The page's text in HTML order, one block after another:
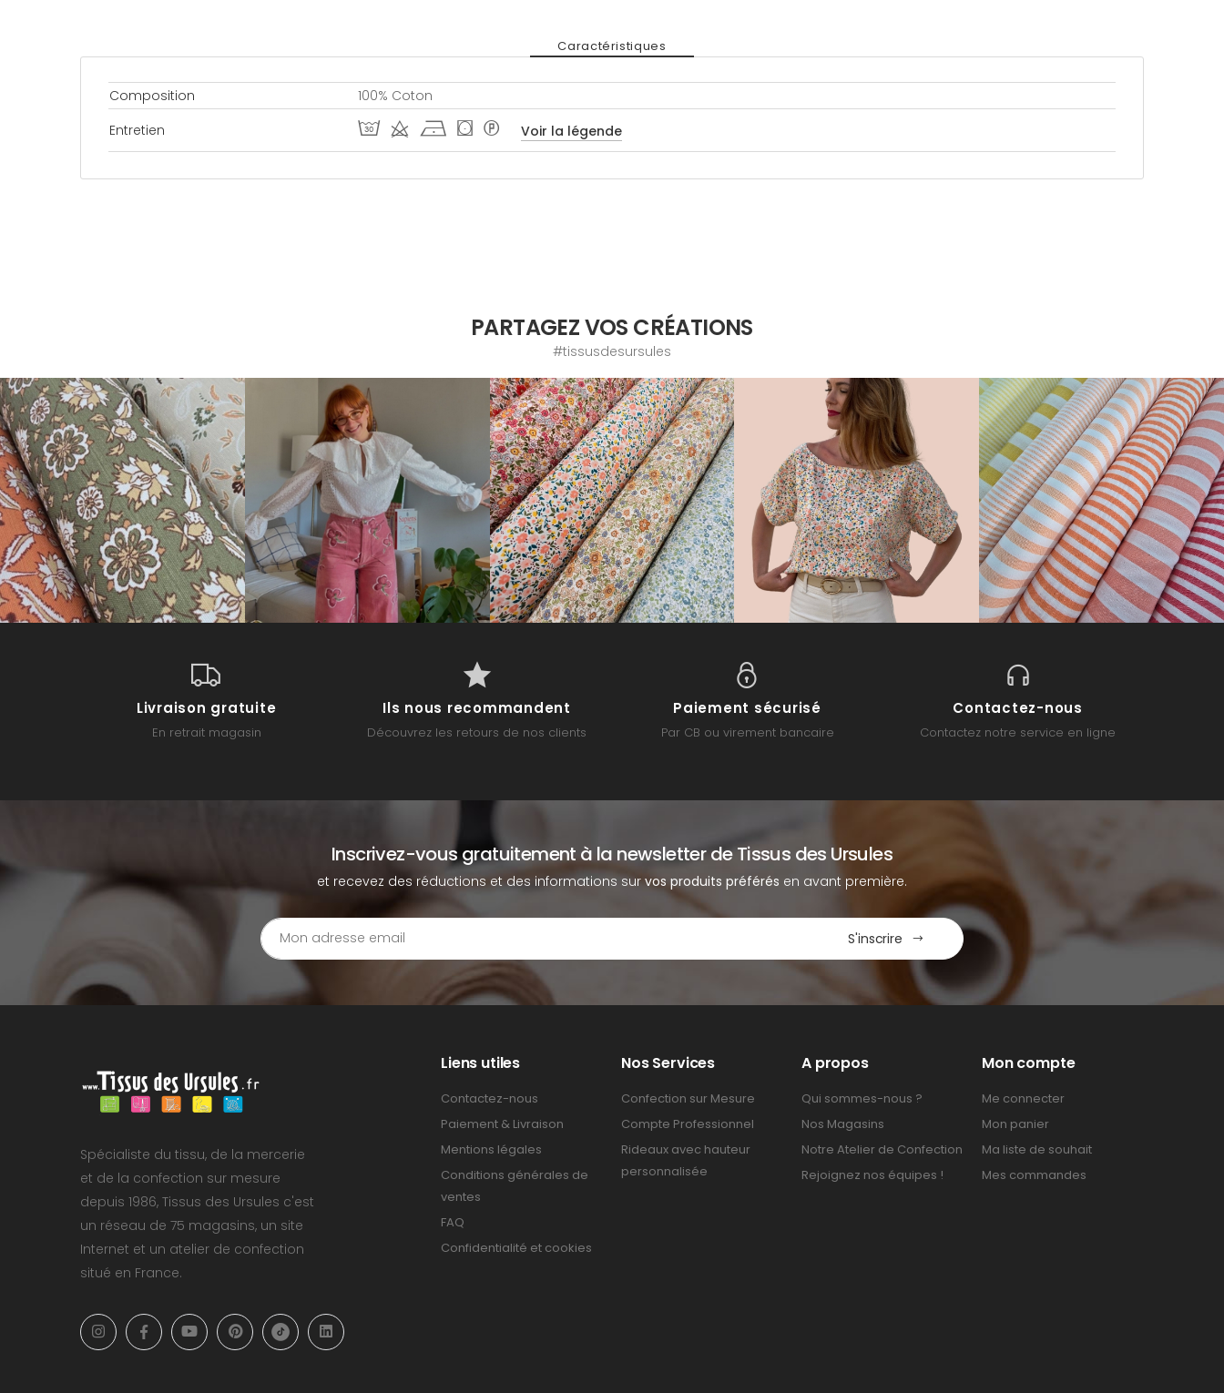
Caractéristiques
Composition
100% Coton
Entretien
T d h ( * Voir la légende
PARTAGEZ VOS CRÉATIONS
#tissusdesursules
Livraison gratuite
En retrait magasin
Ils nous recommandent
Découvrez les retours de nos clients
Paiement sécurisé
Par CB ou virement bancaire
Contactez-nous
Contactez notre service en ligne
Inscrivez-vous gratuitement à la newsletter de Tissus des Ursules
et recevez des réductions et des informations survos produits préférés en avant première.
S'inscrire
Spécialiste du tissu, de la mercerie
et de la confection sur mesure
depuis 1986, Tissus des Ursules c'est
un réseau de 75 magasins, un site
Internet et un atelier de confection
situé en France.
Liens utiles
Contactez-nous
Paiement & Livraison
Mentions légales
Conditions générales de
ventes
FAQ
Confidentialité et cookies
Nos Services
Confection sur Mesure
Compte Professionnel
Rideaux avec hauteur
personnalisée
A propos
Qui sommes-nous ?
Nos Magasins
Notre Atelier de Confection
Rejoignez nos équipes !
Mon compte
Me connecter
Mon panier
Ma liste de souhait
Mes commandes